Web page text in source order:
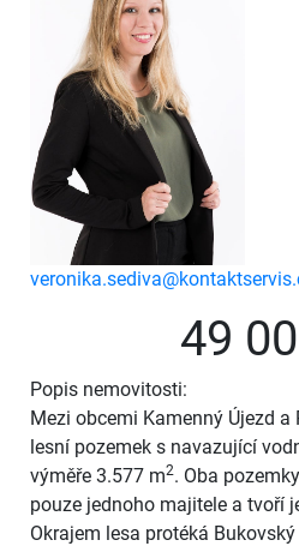
49
Popis nemovitosti:
Mezi obcemi Kamenný Újezd
lesní pozemek s navazující
výměře 3.577 m2. Oba
pouze jednoho majitele a tvoří
Okrajem lesa protéká